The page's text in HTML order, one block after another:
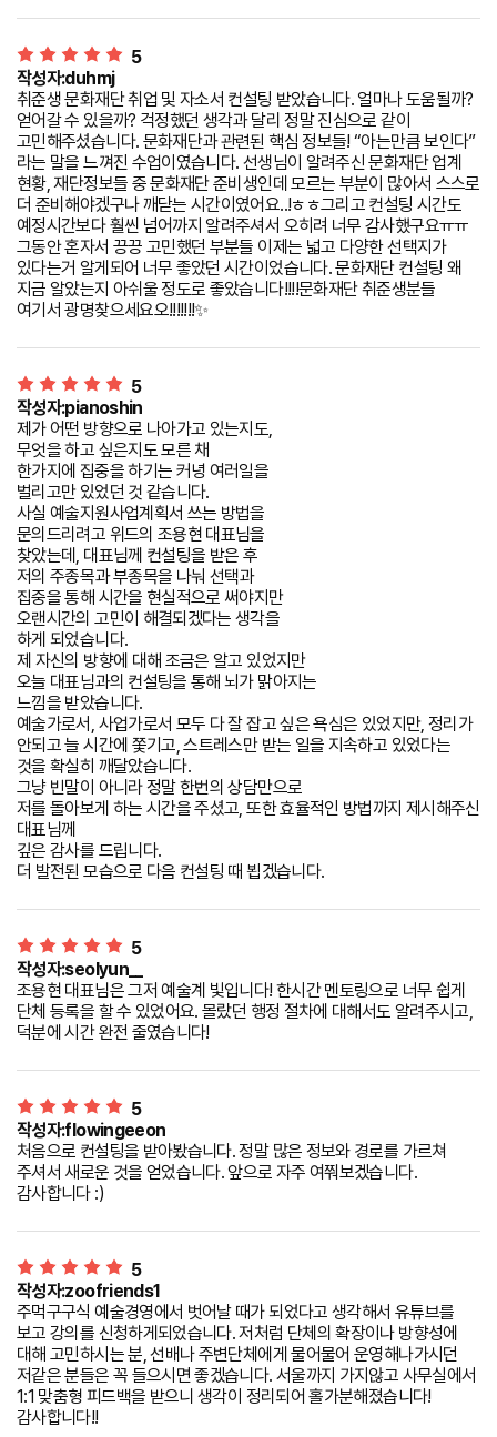
5
작성자:duhmj
취준생 문화재단 취업 및 자소서 컨설팅 받았습니다. 얼마나 도움될까?
얻어갈 수 있을까? 걱정했던 생각과 달리 정말 진심으로 같이
고민해주셨습니다. 문화재단과 관련된 핵심 정보들! “아는만큼 보인다”
라는 말을 느껴진 수업이였습니다. 선생님이 알려주신 문화재단 업계
현황, 재단정보들 중 문화재단 준비생인데 모르는 부분이 많아서 스스로
더 준비해야겠구나 깨닫는 시간이였어요..!ㅎㅎ그리고 컨설팅 시간도
예정시간보다 훨씬 넘어까지 알려주셔서 오히려 너무 감사했구요ㅠㅠ
그동안 혼자서 끙끙 고민했던 부분들 이제는 넓고 다양한 선택지가
있다는거 알게되어 너무 좋았던 시간이었습니다. 문화재단 컨설팅 왜
지금 알았는지 아쉬울 정도로 좋았습니다!!!!문화재단 취준생분들
여기서 광명찾으세요오!!!!!!!✨
5
작성자:pianoshin
제가 어떤 방향으로 나아가고 있는지도,
무엇을 하고 싶은지도 모른 채
한가지에 집중을 하기는 커녕 여러일을
벌리고만 있었던 것 같습니다.
사실 예술지원사업계획서 쓰는 방법을
문의드리려고 위드의 조용현 대표님을
찾았는데, 대표님께 컨설팅을 받은 후
저의 주종목과 부종목을 나눠 선택과
집중을 통해 시간을 현실적으로 써야지만
오랜시간의 고민이 해결되겠다는 생각을
하게 되었습니다.
제 자신의 방향에 대해 조금은 알고 있었지만
오늘 대표님과의 컨설팅을 통해 뇌가 맑아지는
느낌을 받았습니다.
예술가로서, 사업가로서 모두 다 잘 잡고 싶은 욕심은 있었지만, 정리가
안되고 늘 시간에 쫓기고, 스트레스만 받는 일을 지속하고 있었다는
것을 확실히 깨달았습니다.
그냥 빈말이 아니라 정말 한번의 상담만으로
저를 돌아보게 하는 시간을 주셨고, 또한 효율적인 방법까지 제시해주신
대표님께
깊은 감사를 드립니다.
더 발전된 모습으로 다음 컨설팅 때 뵙겠습니다.
5
작성자:seolyun__
조용현 대표님은 그저 예술계 빛입니다! 한시간 멘토링으로 너무 쉽게
단체 등록을 할 수 있었어요. 몰랐던 행정 절차에 대해서도 알려주시고,
덕분에 시간 완전 줄였습니다!
5
작성자:flowingeeon
처음으로 컨설팅을 받아봤습니다. 정말 많은 정보와 경로를 가르쳐
주셔서 새로운 것을 얻었습니다. 앞으로 자주 여쭤보겠습니다.
감사합니다 :)
5
작성자:zoofriends1
주먹구구식 예술경영에서 벗어날 때가 되었다고 생각해서 유튜브를
보고 강의를 신청하게되었습니다. 저처럼 단체의 확장이나 방향성에
대해 고민하시는 분, 선배나 주변단체에게 물어물어 운영해나가시던
저같은 분들은 꼭 들으시면 좋겠습니다. 서울까지 가지않고 사무실에서
1:1 맞춤형 피드백을 받으니 생각이 정리되어 홀가분해졌습니다!
감사합니다!!